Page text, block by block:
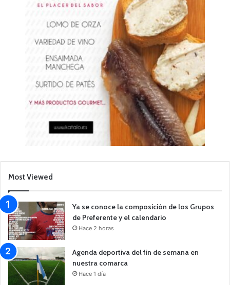
Most Viewed
Ya se conoce la composición de los Grupos
de Preferente y el calendario
Hace 2 horas
Agenda deportiva del fin de semana en
nuestra comarca
Hace 1 día